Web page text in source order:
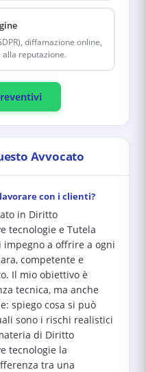
diffamazione online,
reputazione.
Avvocato
con i clienti?
in Diritto
tecnologie e Tutela
impegno a offrire a ogni
competente e
Il mio obiettivo è
tecnica, ma anche
spiego cosa si può
sono i rischi realistici
di Diritto
tecnologie la
tra una